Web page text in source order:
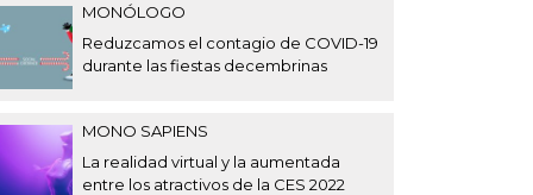
MONÓLOGO
Reduzcamos el contagio de COVID-19
durante las fiestas decembrinas
MONO SAPIENS
La realidad virtual y la aumentada
entre los atractivos de la CES 2022